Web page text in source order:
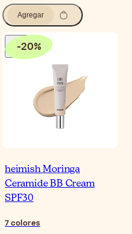
Agregar
-20%
heimish Moringa
Ceramide BB Cream
SPF30
7colores